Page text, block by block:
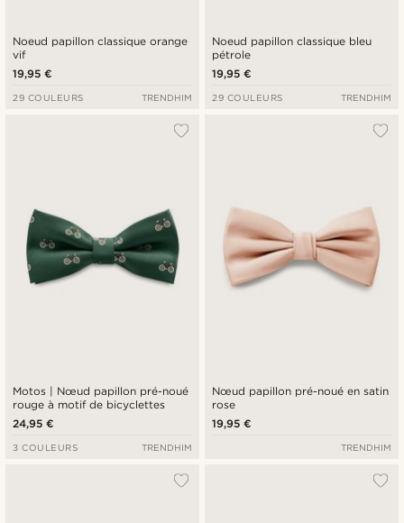
Noeud papillon classique orange
vif
19,95 €
29 COULEURS TRENDHIM
Noeud papillon classique bleu
pétrole
19,95 €
29 COULEURS TRENDHIM
Motos | Nœud papillon pré-noué
rouge à motif de bicyclettes
24,95 €
3 COULEURS TRENDHIM
Nœud papillon pré-noué en satin
rose
19,95 €
TRENDHIM